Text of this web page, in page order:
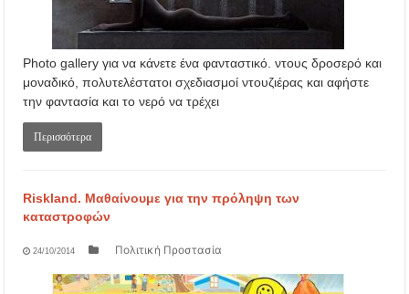
Photo gallery για να κάνετε ένα φανταστικό. ντους δροσερό και
μοναδικό, πολυτελέστατοι σχεδιασμοί ντουζιέρας και αφήστε
την φαντασία και το νερό να τρέχει
Περισσότερα
Riskland. Μαθαίνουμε για την πρόληψη των
καταστροφών
24/10/2014 Πολιτική Προστασία